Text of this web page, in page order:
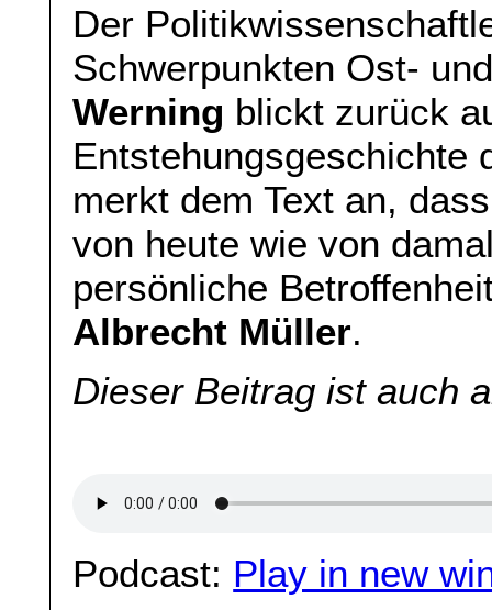
Der
Schwerpunkten Ost-
Werning blickt zurück
Entstehungsgeschichte
merkt dem Text an,
von heute wie von
persönliche
Albrecht Müller.
Dieser Beitrag ist auch
Podcast: Play in new